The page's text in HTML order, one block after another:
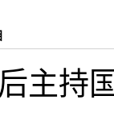
主持